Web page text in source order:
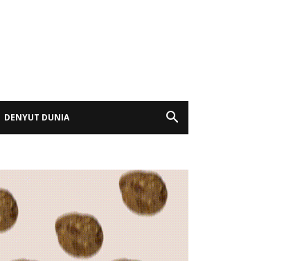
DENYUT DUNIA